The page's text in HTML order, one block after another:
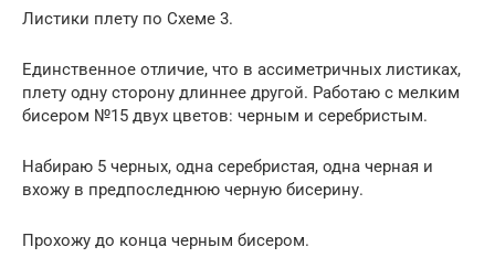
Листики плету по Схеме 3.
Единственное отличие, что в ассиметричных листиках,
плету одну сторону длиннее другой. Работаю с мелким
бисером №15 двух цветов: черным и серебристым.
Набираю 5 черных, одна серебристая, одна черная и
вхожу в предпоследнюю черную бисерину.
Прохожу до конца черным бисером.